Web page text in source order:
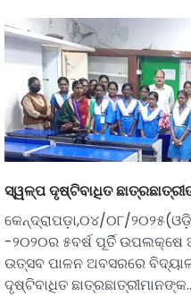
ସ୍ୱଳ୍ପ ଦୃଷ୍ଟିବାଧିତ
କେନ୍ଦ୍ରାପଡ଼ା,୦୪/୦୮/
-୨୦୨୦ର ୫ବର୍ଷ ପୂର୍ତି ଉପଲକ୍ଷେ
ଉତ୍ସବ ପାଳନ ଅବସରରେ
ଦୃଷ୍ଟିବାଧିତ